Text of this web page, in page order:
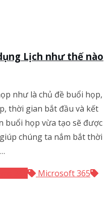
Lịch như thế nào
như là chủ đề buổi họp,
thời gian bắt đầu và kết
buổi họp vừa tạo sẽ được
chúng ta nắm bắt thời
Microsoft 365